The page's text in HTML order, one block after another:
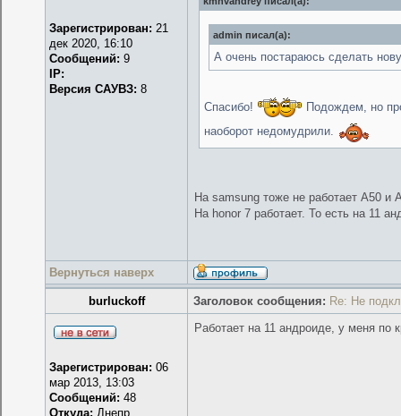
Зарегистрирован: 21
дек 2020, 16:10
Сообщений: 9
IP:
Версия САУВЗ: 8
admin писал(а):
А очень постараюсь сделать
Спасибо!
Подождем, но
наоборот недомудрили.
На samsung тоже не работает А50 и
На honor 7 работает. То есть на 11
Вернуться наверх
burluckoff Заголовок сообщения: Re: Не
Зарегистрирован: 06
мар 2013, 13:03
Сообщений: 48
Откуда: Днепр
Работает на 11 андроиде, у меня по